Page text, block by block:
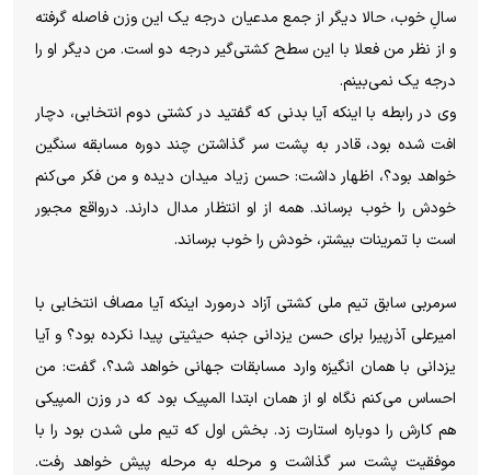
سالِ خوب، حالا دیگر از جمع مدعیان درجه یک این وزن فاصله گرفته
و از نظر من فعلا با این سطح کشتی‌گیر درجه دو است. من دیگر او را
درجه یک نمی‌بینم.
وی در رابطه با اینکه آیا بدنی که گفتید در کشتی دوم انتخابی، دچار
افت شده بود، قادر به پشت سر گذاشتن چند دوره مسابقه سنگین
خواهد بود؟، اظهار داشت: حسن زیاد میدان دیده و من فکر می‌کنم
خودش را خوب برساند. همه از او انتظار مدال دارند. درواقع مجبور
است با تمرینات بیشتر، خودش را خوب برساند.
سرمربی سابق تیم ملی کشتی آزاد درمورد اینکه آیا مصاف انتخابی با
امیرعلی آذرپیرا برای حسن یزدانی جنبه حیثیتی پیدا نکرده بود؟ و آیا
یزدانی با همان انگیزه وارد مسابقات جهانی خواهد شد؟، گفت: من
احساس می‌کنم نگاه او از همان ابتدا المپیک بود که در وزن المپیکی
هم کارش را دوباره استارت زد. بخش اول که تیم ملی شدن بود را با
موفقیت پشت سر گذاشت و مرحله به مرحله پیش خواهد رفت.